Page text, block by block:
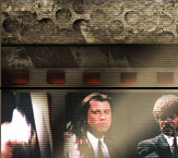
Hyppää pääsisältöön